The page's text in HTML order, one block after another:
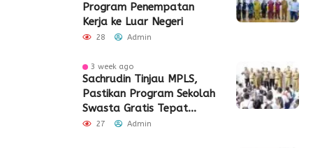
Program Penempatan
Kerja ke Luar Negeri
28 Admin
3 week ago
Sachrudin Tinjau MPLS,
Pastikan Program Sekolah
Swasta Gratis Tepat
Sasaran
27 Admin